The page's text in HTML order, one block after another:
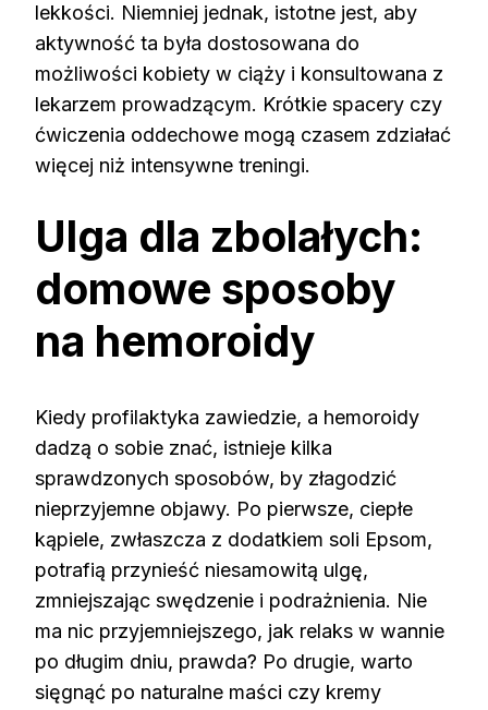
lekkości. Niemniej jednak, istotne jest, aby
aktywność ta była dostosowana do
możliwości kobiety w ciąży i konsultowana z
lekarzem prowadzącym. Krótkie spacery czy
ćwiczenia oddechowe mogą czasem zdziałać
więcej niż intensywne treningi.
Ulga dla zbolałych:
domowe sposoby
na hemoroidy
Kiedy profilaktyka zawiedzie, a hemoroidy
dadzą o sobie znać, istnieje kilka
sprawdzonych sposobów, by złagodzić
nieprzyjemne objawy. Po pierwsze, ciepłe
kąpiele, zwłaszcza z dodatkiem soli Epsom,
potrafią przynieść niesamowitą ulgę,
zmniejszając swędzenie i podrażnienia. Nie
ma nic przyjemniejszego, jak relaks w wannie
po długim dniu, prawda? Po drugie, warto
sięgnąć po naturalne maści czy kremy